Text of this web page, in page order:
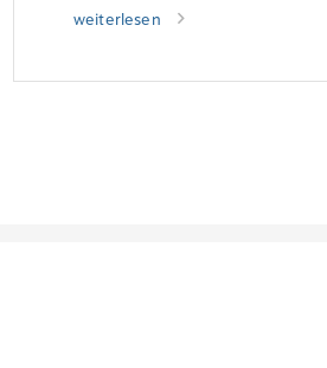
weiterlesen